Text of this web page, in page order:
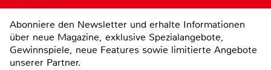
Abonniere den Newsletter und erhalte Informationen
über neue Magazine, exklusive Spezialangebote,
Gewinnspiele, neue Features sowie limitierte Angebote
unserer Partner.